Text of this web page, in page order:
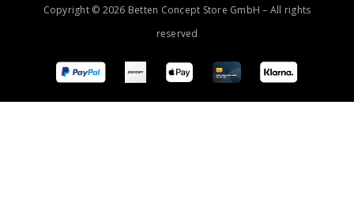
Copyright © 2026 Betten Concept Store GmbH – All rights
reserved